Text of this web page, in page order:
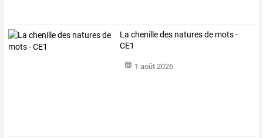
La chenille des natures de mots -
CE1
1 août 2026